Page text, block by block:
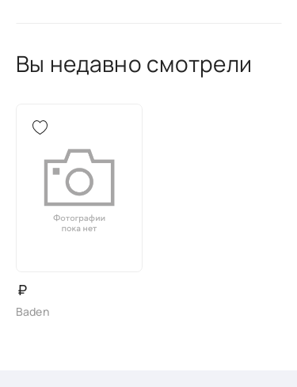
Вы недавно смотрели
₽
Baden